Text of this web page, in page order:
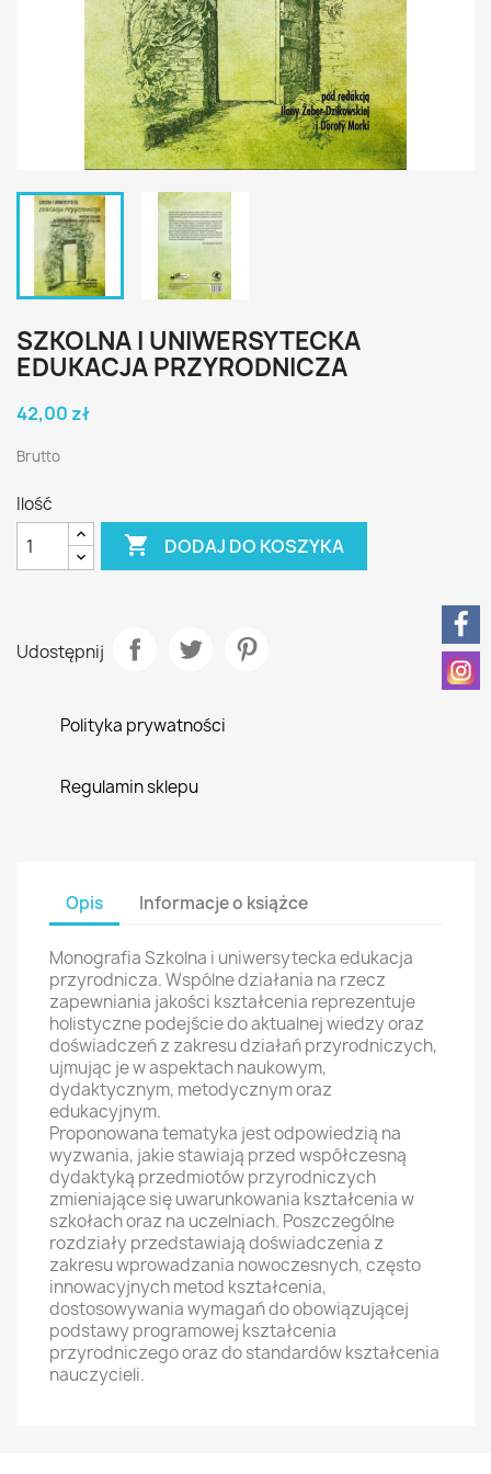
SZKOLNA I UNIWERSYTECKA
EDUKACJA PRZYRODNICZA
42,00 zł
Brutto
Ilość
 DODAJ DO KOSZYKA
Udostępnij
Polityka prywatności
Regulamin sklepu
Opis Informacje o książce
Monografia Szkolna i uniwersytecka edukacja
przyrodnicza. Wspólne działania na rzecz
zapewniania jakości kształcenia reprezentuje
holistyczne podejście do aktualnej wiedzy oraz
doświadczeń z zakresu działań przyrodniczych,
ujmując je w aspektach naukowym,
dydaktycznym, metodycznym oraz
edukacyjnym.
Proponowana tematyka jest odpowiedzią na
wyzwania, jakie stawiają przed współczesną
dydaktyką przedmiotów przyrodniczych
zmieniające się uwarunkowania kształcenia w
szkołach oraz na uczelniach. Poszczególne
rozdziały przedstawiają doświadczenia z
zakresu wprowadzania nowoczesnych, często
innowacyjnych metod kształcenia,
dostosowywania wymagań do obowiązującej
podstawy programowej kształcenia
przyrodniczego oraz do standardów kształcenia
nauczycieli.